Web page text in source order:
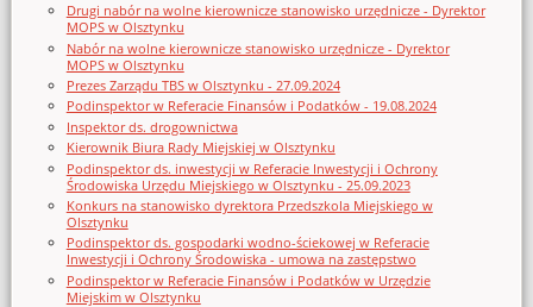
Drugi nabór na wolne kierownicze stanowisko urzędnicze - Dyrektor
MOPS w Olsztynku
Nabór na wolne kierownicze stanowisko urzędnicze - Dyrektor
MOPS w Olsztynku
Prezes Zarządu TBS w Olsztynku - 27.09.2024
Podinspektor w Referacie Finansów i Podatków - 19.08.2024
Inspektor ds. drogownictwa
Kierownik Biura Rady Miejskiej w Olsztynku
Podinspektor ds. inwestycji w Referacie Inwestycji i Ochrony
Środowiska Urzędu Miejskiego w Olsztynku - 25.09.2023
Konkurs na stanowisko dyrektora Przedszkola Miejskiego w
Olsztynku
Podinspektor ds. gospodarki wodno-ściekowej w Referacie
Inwestycji i Ochrony Środowiska - umowa na zastępstwo
Podinspektor w Referacie Finansów i Podatków w Urzędzie
Miejskim w Olsztynku